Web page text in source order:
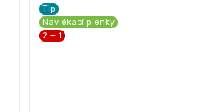
Tip
Navlékací plenky
2 + 1